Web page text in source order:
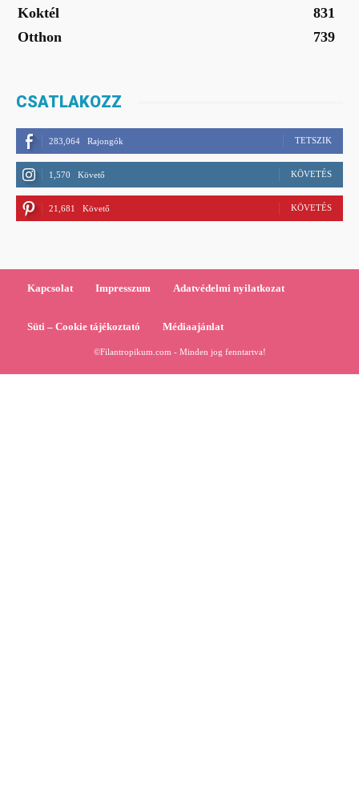
Koktél
831
Otthon
739
CSATLAKOZZ
283,064 Rajongók TETSZIK
1,570 Követő KÖVETÉS
21,681 Követő KÖVETÉS
Kapcsolat Impresszum Adatvédelmi nyilatkozat
Süti – Cookie tájékoztató Médiaajánlat
©Filantropikum.com - Minden jog fenntartva!